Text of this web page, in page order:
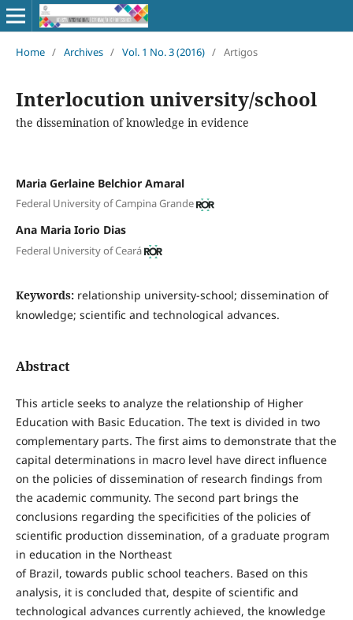
Home / Archives / Vol. 1 No. 3 (2016) / Artigos
Interlocution university/school
the dissemination of knowledge in evidence
Maria Gerlaine Belchior Amaral
Federal University of Campina Grande
Ana Maria Iorio Dias
Federal University of Ceará
Keywords: relationship university-school; dissemination of
knowledge; scientific and technological advances.
Abstract
This article seeks to analyze the relationship of Higher
Education with Basic Education. The text is divided in two
complementary parts. The first aims to demonstrate that the
capital determinations in macro level have direct influence
on the policies of dissemination of research findings from
the academic community. The second part brings the
conclusions regarding the specificities of the policies of
scientific production dissemination, of a graduate program
in education in the Northeast
of Brazil, towards public school teachers. Based on this
analysis, it is concluded that, despite of scientific and
technological advances currently achieved, the knowledge